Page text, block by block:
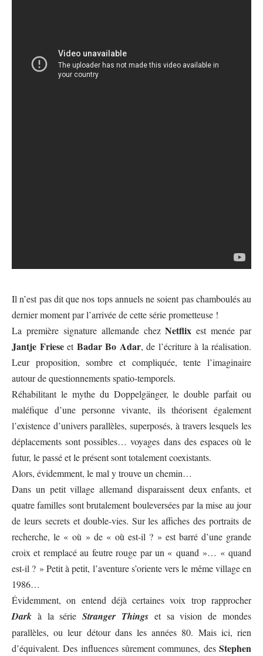
Il n’est pas dit que nos tops annuels ne soient pas chamboulés au
dernier moment par l’arrivée de cette série prometteuse !
La première signature allemande chezNetflix est menée par
Jantje Frieseet Badar Bo Adar, de l’écriture à la réalisation.
Leur proposition, sombre et compliquée, tente l’imaginaire
autour de questionnements spatio-temporels.
Réhabilitant le mythe du Doppelgänger, le double parfait ou
maléfique d’une personne vivante, ils théorisent également
l’existence d’univers parallèles, superposés, à travers lesquels les
déplacements sont possibles… voyages dans des espaces où le
futur, le passé et le présent sont totalement coexistants.
Alors, évidemment, le mal y trouve un chemin…
Dans un petit village allemand disparaissent deux enfants, et
quatre familles sont brutalement bouleversées par la mise au jour
de leurs secrets et double-vies. Sur les affiches des portraits de
recherche, le « où » de « où est-il ? » est barré d’une grande
croix et remplacé au feutre rouge par un « quand »… « quand
est-il ? » Petit à petit, l’aventure s’oriente vers le même village en
1986…
Évidemment, on entend déjà certaines voix trop rapprocher
Dark à la sérieStranger Things et sa vision de mondes
parallèles, ou leur détour dans les années 80. Mais ici, rien
d’équivalent. Des influences sûrement communes, des Stephen